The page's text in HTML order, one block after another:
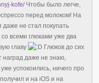
kofe/Чтобы было легче,
перед молоком! На
даже не стал покупать
всеми глюками уже два
главу
Глюков до сих
наград даже не знаю,
успокоились, ничего про
и на iOS и на